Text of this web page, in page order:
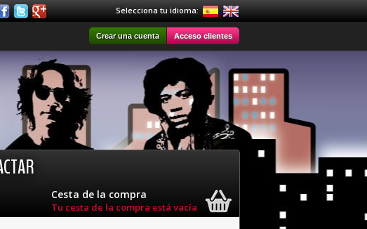
Selecciona tu idioma:
Crear una cuenta Acceso clientes
Cesta de la compra
Tu cesta de la compra está vacía